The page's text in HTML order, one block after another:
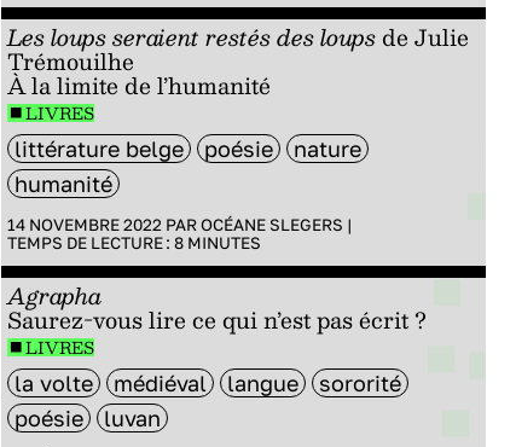
Les loups seraient restés des loupsde Julie
Trémouilhe
À la limite de l’humanité
LIVRES
littérature belge poésie
nature
humanité
14 NOVEMBRE 2022 PAROCÉANE SLEGERS |
TEMPS DE LECTURE : 8MINUTES
Agrapha
Saurez-vous lire ce qui n’est pas écrit ?
LIVRES
la volte médiéval langue
sororité
poésie
luvan